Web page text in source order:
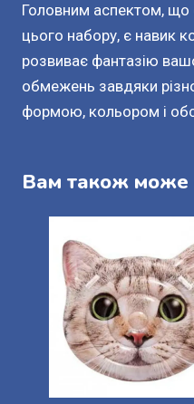
Головним аспектом, що
цього набору, є навик
розвиває фантазію
обмежень завдяки
формою, кольором і
Вам також може